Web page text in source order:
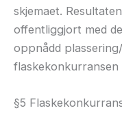
skjemaet.
offentliggjort med
oppnådd
flaskekonkurransen
§5